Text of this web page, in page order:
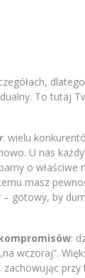
To tutaj
: wielu
U nas każdy
o właściwe
masz
– gotowy, by
:
wczoraj”.